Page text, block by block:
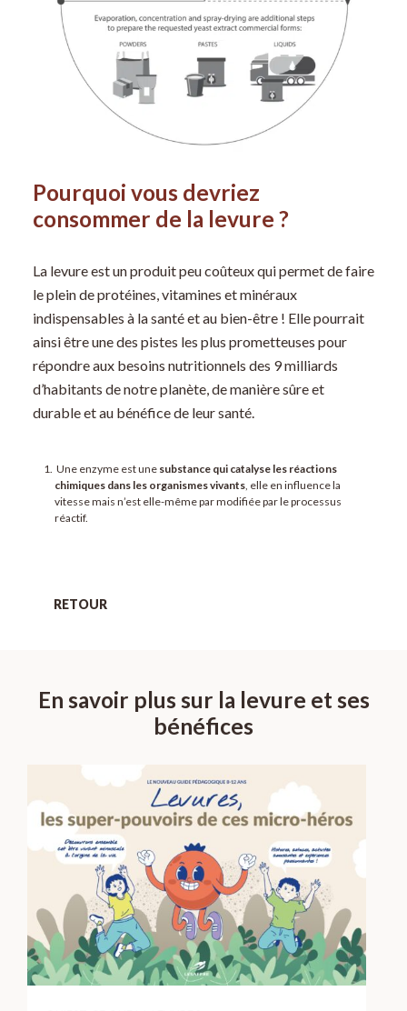
Pourquoi vous devriez
consommer de la levure ?
La levure est un produit peu coûteux qui permet de faire
le plein de protéines, vitamines et minéraux
indispensables à la santé et au bien-être ! Elle pourrait
ainsi être une des pistes les plus prometteuses pour
répondre aux besoins nutritionnels des 9 milliards
d’habitants de notre planète, de manière sûre et
durable et au bénéfice de leur santé.
Une enzyme est une substance qui catalyse les réactions
chimiques dans les organismes vivants, elle en influence la
vitesse mais n’est elle-même par modifiée par le processus
réactif.
RETOUR
En savoir plus sur la levure et ses
bénéfices